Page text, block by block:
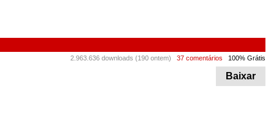
2.963.636 downloads (190 ontem) 37 comentários 100% Grátis
Baixar